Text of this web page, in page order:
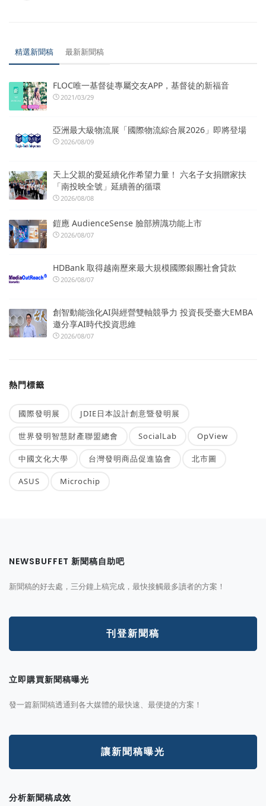
精選新聞稿 最新新聞稿
FLOC唯一基督徒專屬交友APP，基督徒的新福音
2021/03/29
亞洲最大級物流展「國際物流綜合展2026」即將登場
2026/08/09
天上父親的愛延續化作希望力量！ 六名子女捐贈家扶
「南投映全號」延續善的循環
2026/08/08
鎧應 AudienceSense 臉部辨識功能上市
2026/08/07
HDBank 取得越南歷來最大規模國際銀團社會貸款
2026/08/07
創智動能強化AI與經營雙軸競爭力 投資長受臺大EMBA
邀分享AI時代投資思維
2026/08/07
熱門標籤
國際發明展 JDIE日本設計創意暨發明展
世界發明智慧財產聯盟總會 SocialLab OpView
中國文化大學 台灣發明商品促進協會 北市圖
ASUS Microchip
NEWSBUFFET 新聞稿自助吧
新聞稿的好去處，三分鐘上稿完成，最快接觸最多讀者的方案！
刊登新聞稿
立即購買新聞稿曝光
發一篇新聞稿透通到各大媒體的最快速、最便捷的方案！
讓新聞稿曝光
分析新聞稿成效